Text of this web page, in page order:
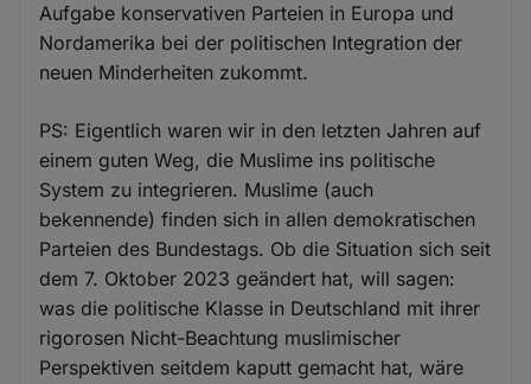
Aufgabe konservativen Parteien in Europa und
Nordamerika bei der politischen Integration der
neuen Minderheiten zukommt.
PS: Eigentlich waren wir in den letzten Jahren auf
einem guten Weg, die Muslime ins politische
System zu integrieren. Muslime (auch
bekennende) finden sich in allen demokratischen
Parteien des Bundestags. Ob die Situation sich seit
dem 7. Oktober 2023 geändert hat, will sagen:
was die politische Klasse in Deutschland mit ihrer
rigorosen Nicht-Beachtung muslimischer
Perspektiven seitdem kaputt gemacht hat, wäre